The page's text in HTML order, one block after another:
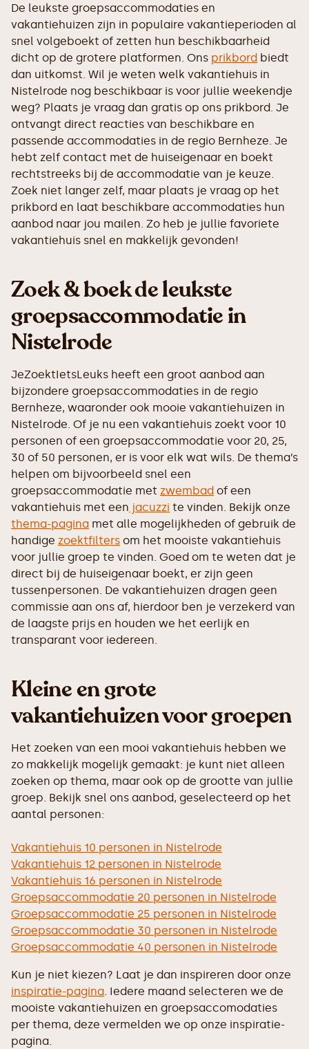
De leukste groepsaccommodaties en
vakantiehuizen zijn in populaire vakantieperioden al
snel volgeboekt of zetten hun beschikbaarheid
dicht op de grotere platformen. Ons prikbord biedt
dan uitkomst. Wil je weten welk vakantiehuis in
Nistelrode nog beschikbaar is voor jullie weekendje
weg? Plaats je vraag dan gratis op ons prikbord. Je
ontvangt direct reacties van beschikbare en
passende accommodaties in de regio Bernheze. Je
hebt zelf contact met de huiseigenaar en boekt
rechtstreeks bij de accommodatie van je keuze.
Zoek niet langer zelf, maar plaats je vraag op het
prikbord en laat beschikbare accommodaties hun
aanbod naar jou mailen. Zo heb je jullie favoriete
vakantiehuis snel en makkelijk gevonden!
Zoek & boek de leukste
groepsaccommodatie in
Nistelrode
JeZoektIetsLeuks heeft een groot aanbod aan
bijzondere groepsaccommodaties in de regio
Bernheze, waaronder ook mooie vakantiehuizen in
Nistelrode. Of je nu een vakantiehuis zoekt voor 10
personen of een groepsaccommodatie voor 20, 25,
30 of 50 personen, er is voor elk wat wils. De thema’s
helpen om bijvoorbeeld snel een
groepsaccommodatie met zwembad of een
vakantiehuis met een jacuzzi te vinden. Bekijk onze
thema-pagina met alle mogelijkheden of gebruik de
handige zoektfilters om het mooiste vakantiehuis
voor jullie groep te vinden. Goed om te weten dat je
direct bij de huiseigenaar boekt, er zijn geen
tussenpersonen. De vakantiehuizen dragen geen
commissie aan ons af, hierdoor ben je verzekerd van
de laagste prijs en houden we het eerlijk en
transparant voor iedereen.
Kleine en grote
vakantiehuizen voor groepen
Het zoeken van een mooi vakantiehuis hebben we
zo makkelijk mogelijk gemaakt: je kunt niet alleen
zoeken op thema, maar ook op de grootte van jullie
groep. Bekijk snel ons aanbod, geselecteerd op het
aantal personen:
Vakantiehuis 10 personen in Nistelrode
Vakantiehuis 12 personen in Nistelrode
Vakantiehuis 16 personen in Nistelrode
Groepsaccommodatie 20 personen in Nistelrode
Groepsaccommodatie 25 personen in Nistelrode
Groepsaccommodatie 30 personen in Nistelrode
Groepsaccommodatie 40 personen in Nistelrode
Kun je niet kiezen? Laat je dan inspireren door onze
inspiratie-pagina. Iedere maand selecteren we de
mooiste vakantiehuizen en groepsaccomodaties
per thema, deze vermelden we op onze inspiratie-
pagina.